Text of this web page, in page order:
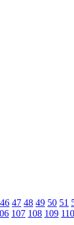
46 47 48 49 50 51
107 108 109 110